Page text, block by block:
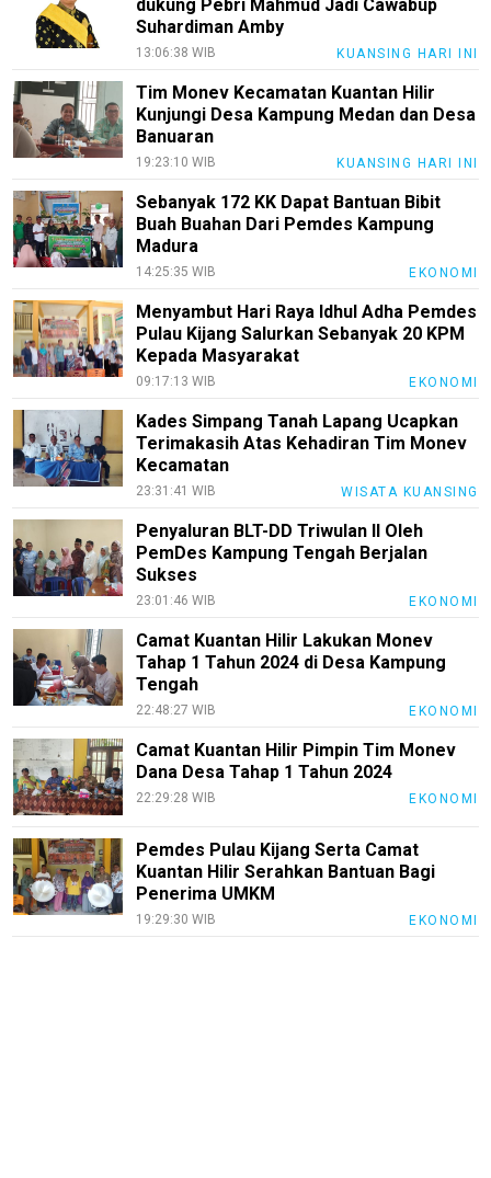
dukung Pebri Mahmud Jadi Cawabup
Suhardiman Amby
13:06:38 WIB KUANSING HARI INI
Tim Monev Kecamatan Kuantan Hilir
Kunjungi Desa Kampung Medan dan Desa
Banuaran
19:23:10 WIB KUANSING HARI INI
Sebanyak 172 KK Dapat Bantuan Bibit
Buah Buahan Dari Pemdes Kampung
Madura
14:25:35 WIB EKONOMI
Menyambut Hari Raya Idhul Adha Pemdes
Pulau Kijang Salurkan Sebanyak 20 KPM
Kepada Masyarakat
09:17:13 WIB EKONOMI
Kades Simpang Tanah Lapang Ucapkan
Terimakasih Atas Kehadiran Tim Monev
Kecamatan
23:31:41 WIB WISATA KUANSING
Penyaluran BLT-DD Triwulan II Oleh
PemDes Kampung Tengah Berjalan
Sukses
23:01:46 WIB EKONOMI
Camat Kuantan Hilir Lakukan Monev
Tahap 1 Tahun 2024 di Desa Kampung
Tengah
22:48:27 WIB EKONOMI
Camat Kuantan Hilir Pimpin Tim Monev
Dana Desa Tahap 1 Tahun 2024
22:29:28 WIB EKONOMI
Pemdes Pulau Kijang Serta Camat
Kuantan Hilir Serahkan Bantuan Bagi
Penerima UMKM
19:29:30 WIB EKONOMI